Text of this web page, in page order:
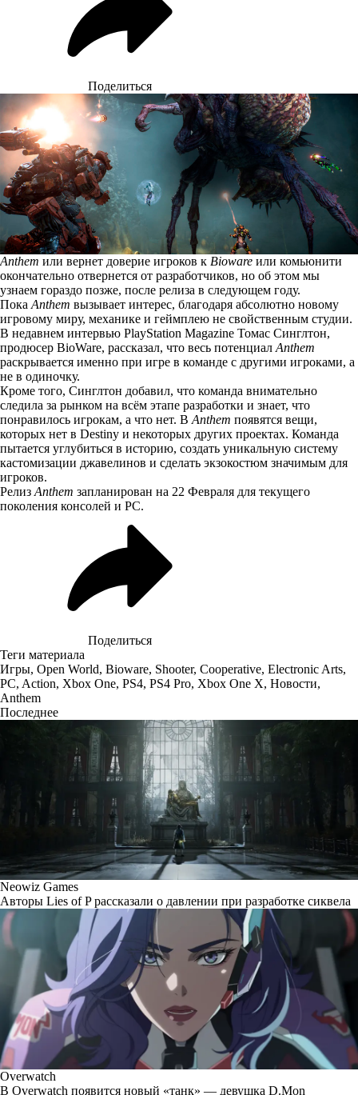
Поделиться
Anthem или вернет доверие игроков к Bioware или комьюнити
окончательно отвернется от разработчиков, но об этом мы
узнаем гораздо позже, после релиза в следующем году.
Пока Anthem вызывает интерес, благодаря абсолютно новому
игровому миру, механике и геймплею не свойственным студии.
В недавнем интервью PlayStation Magazine Томас Синглтон,
продюсер BioWare, рассказал, что весь потенциал Anthem
раскрывается именно при игре в команде с другими игроками, а
не в одиночку.
Кроме того, Синглтон добавил, что команда внимательно
следила за рынком на всём этапе разработки и знает, что
понравилось игрокам, а что нет. В Anthem появятся вещи,
которых нет в Destiny и некоторых других проектах. Команда
пытается углубиться в историю, создать уникальную систему
кастомизации джавелинов и сделать экзокостюм значимым для
игроков.
Релиз Anthem запланирован на 22 Февраля для текущего
поколения консолей и PC.
Поделиться
Теги материала
Игры, Open World, Bioware, Shooter, Cooperative, Electronic Arts,
PC, Action, Xbox One, PS4, PS4 Pro, Xbox One X, Новости,
Anthem
Последнее
Neowiz Games
Авторы Lies of P рассказали о давлении при разработке сиквела
Overwatch
В Overwatch появится новый «танк» — девушка D.Mon